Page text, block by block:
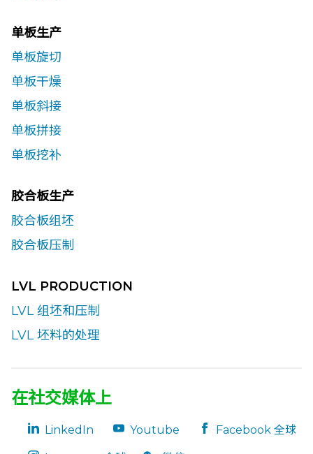
单板生产
单板旋切
单板干燥
单板斜接
单板拼接
单板挖补
胶合板生产
胶合板组坯
胶合板压制
LVL PRODUCTION
LVL 组坯和压制
LVL 坯料的处理
在社交媒体上
LinkedIn Youtube Facebook 全球